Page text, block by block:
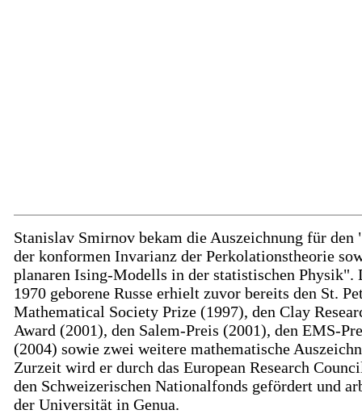
Stanislav Smirnov bekam die Auszeichnung für den
der konformen Invarianz der Perkolationstheorie
planaren Ising-Modells in der statistischen Physik".
1970 geborene Russe erhielt zuvor bereits den St.
Mathematical Society Prize (1997), den Clay
Award (2001), den Salem-Preis (2001), den EMS-
(2004) sowie zwei weitere mathematische
Zurzeit wird er durch das European Research
den Schweizerischen Nationalfonds gefördert und
der Universität in Genua.